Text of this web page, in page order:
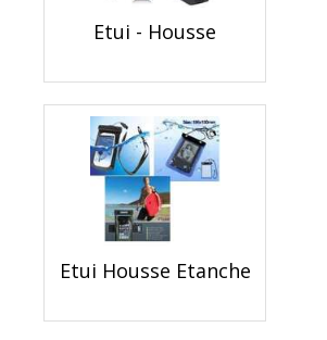
Etui - Housse
Etui Housse Etanche